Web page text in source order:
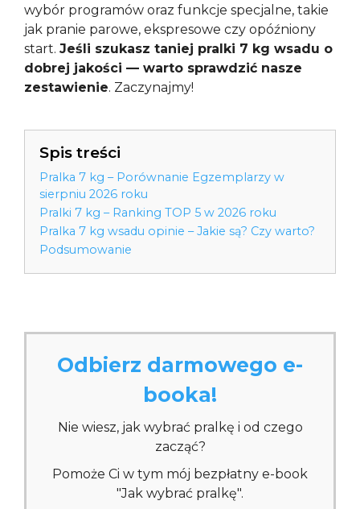
wybór programów oraz funkcje specjalne, takie
jak pranie parowe, ekspresowe czy opóźniony
start. Jeśli szukasz taniej pralki 7 kg wsadu o
dobrej jakości — warto sprawdzić nasze
zestawienie. Zaczynajmy!
Spis treści
Pralka 7 kg – Porównanie Egzemplarzy w
sierpniu 2026 roku
Pralki 7 kg – Ranking TOP 5 w 2026 roku
Pralka 7 kg wsadu opinie – Jakie są? Czy warto?
Podsumowanie
Odbierz darmowego e-
booka!
Nie wiesz, jak wybrać pralkę i od czego
zacząć?
Pomoże Ci w tym mój bezpłatny e-book
"Jak wybrać pralkę".